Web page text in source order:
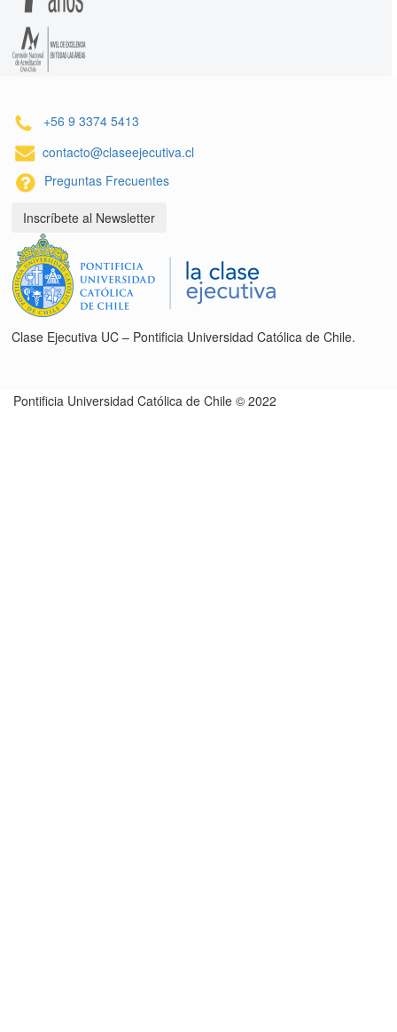
+56 9 3374 5413
contacto@claseejecutiva.cl
Preguntas Frecuentes
Inscríbete al Newsletter
Clase Ejecutiva UC – Pontificia Universidad Católica de Chile.
Pontificia Universidad Católica de Chile © 2022